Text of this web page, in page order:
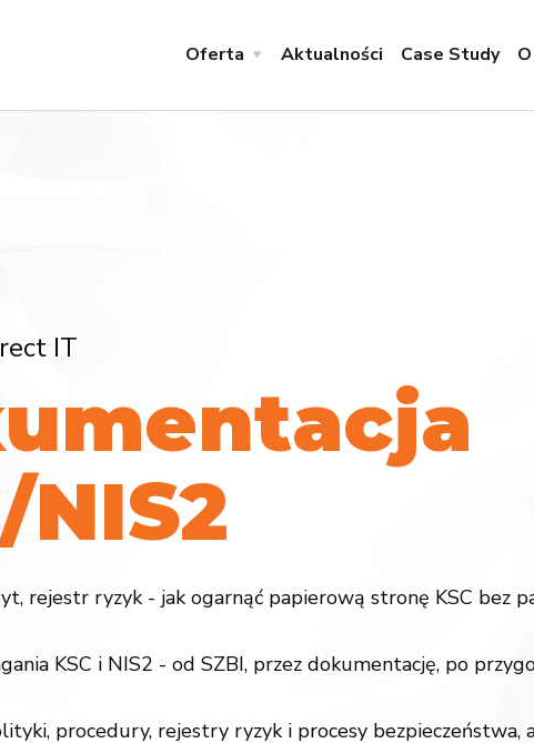
Oferta Aktualności Case Study
umentacja
/NIS2
rejestr ryzyk - jak ogarnąć papierową stronę KSC bez
KSC i NIS2 - od SZBI, przez dokumentację, po
procedury, rejestry ryzyk i procesy bezpieczeństwa,
IT